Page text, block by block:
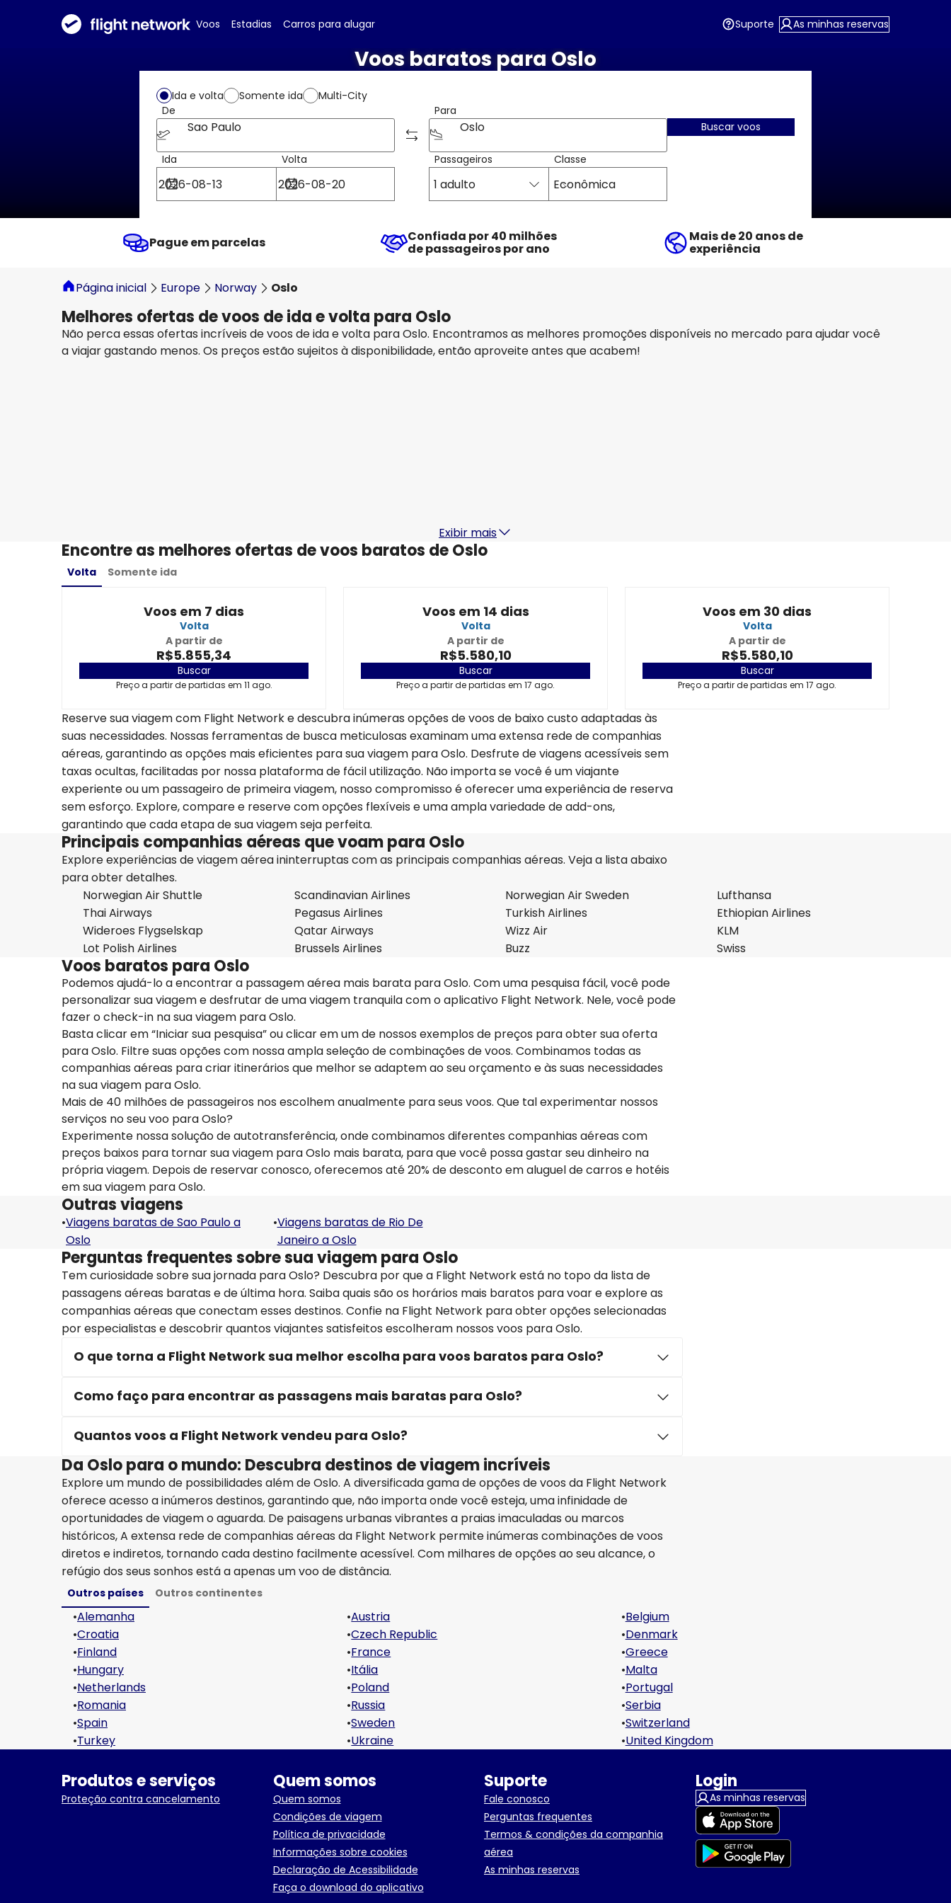
Voos Estadias Carros para alugar Suporte As minhas reservas
Voos baratos para Oslo
Ida e volta Somente ida
Multi-City
De
Sao Paulo
Para
Oslo
Ida Volta Passageiros
1 adulto
Classe
Econômica
Buscar voos
Pague em parcelas Confiada por 40 milhões
de passageiros por ano
Mais de 20 anos de
experiência
Página inicial Europe Norway Oslo
Melhores ofertas de voos de ida e volta para Oslo
Não perca essas ofertas incríveis de voos de ida e volta para Oslo. Encontramos as melhores promoções disponíveis no mercado para ajudar você
a viajar gastando menos. Os preços estão sujeitos à disponibilidade, então aproveite antes que acabem!
Exibir mais
Encontre as melhores ofertas de voos baratos de Oslo
Volta Somente ida
Voos em 7 dias
Volta
A partir de
R$5.855,34
Buscar
Preço a partir de partidas em 11 ago.
Voos em 14 dias
Volta
A partir de
R$5.580,10
Buscar
Preço a partir de partidas em 17 ago.
Voos em 30 dias
Volta
A partir de
R$5.580,10
Buscar
Preço a partir de partidas em 17 ago.
Reserve sua viagem com Flight Network e descubra inúmeras opções de voos de baixo custo adaptadas às
suas necessidades. Nossas ferramentas de busca meticulosas examinam uma extensa rede de companhias
aéreas, garantindo as opções mais eficientes para sua viagem para Oslo. Desfrute de viagens acessíveis sem
taxas ocultas, facilitadas por nossa plataforma de fácil utilização. Não importa se você é um viajante
experiente ou um passageiro de primeira viagem, nosso compromisso é oferecer uma experiência de reserva
sem esforço. Explore, compare e reserve com opções flexíveis e uma ampla variedade de add-ons,
garantindo que cada etapa de sua viagem seja perfeita.
Principais companhias aéreas que voam para Oslo
Explore experiências de viagem aérea ininterruptas com as principais companhias aéreas. Veja a lista abaixo
para obter detalhes.
Norwegian Air Shuttle
Scandinavian Airlines Norwegian Air Sweden
Lufthansa
Thai Airways
Pegasus Airlines Turkish Airlines
Ethiopian Airlines
Wideroes Flygselskap
Qatar Airways Wizz Air
KLM
Lot Polish Airlines
Brussels Airlines Buzz Swiss
Voos baratos para Oslo
Podemos ajudá-lo a encontrar a passagem aérea mais barata para Oslo. Com uma pesquisa fácil, você pode
personalizar sua viagem e desfrutar de uma viagem tranquila com o aplicativo Flight Network. Nele, você pode
fazer o check-in na sua viagem para Oslo.
Basta clicar em “Iniciar sua pesquisa” ou clicar em um de nossos exemplos de preços para obter sua oferta
para Oslo. Filtre suas opções com nossa ampla seleção de combinações de voos. Combinamos todas as
companhias aéreas para criar itinerários que melhor se adaptem ao seu orçamento e às suas necessidades
na sua viagem para Oslo.
Mais de 40 milhões de passageiros nos escolhem anualmente para seus voos. Que tal experimentar nossos
serviços no seu voo para Oslo?
Experimente nossa solução de autotransferência, onde combinamos diferentes companhias aéreas com
preços baixos para tornar sua viagem para Oslo mais barata, para que você possa gastar seu dinheiro na
própria viagem. Depois de reservar conosco, oferecemos até 20% de desconto em aluguel de carros e hotéis
em sua viagem para Oslo.
Outras viagens
•Viagens baratas de Sao Paulo a
Oslo
•Viagens baratas de Rio De
Janeiro a Oslo
Perguntas frequentes sobre sua viagem para Oslo
Tem curiosidade sobre sua jornada para Oslo? Descubra por que a Flight Network está no topo da lista de
passagens aéreas baratas e de última hora. Saiba quais são os horários mais baratos para voar e explore as
companhias aéreas que conectam esses destinos. Confie na Flight Network para obter opções selecionadas
por especialistas e descobrir quantos viajantes satisfeitos escolheram nossos voos para Oslo.
O que torna a Flight Network sua melhor escolha para voos baratos para Oslo?
Como faço para encontrar as passagens mais baratas para Oslo?
Quantos voos a Flight Network vendeu para Oslo?
Da Oslo para o mundo: Descubra destinos de viagem incríveis
Explore um mundo de possibilidades além de Oslo. A diversificada gama de opções de voos da Flight Network
oferece acesso a inúmeros destinos, garantindo que, não importa onde você esteja, uma infinidade de
oportunidades de viagem o aguarda. De paisagens urbanas vibrantes a praias imaculadas ou marcos
históricos, A extensa rede de companhias aéreas da Flight Network permite inúmeras combinações de voos
diretos e indiretos, tornando cada destino facilmente acessível. Com milhares de opções ao seu alcance, o
refúgio dos seus sonhos está a apenas um voo de distância.
Outros países Outros continentes
•Alemanha •Austria •Belgium
•Croatia •Czech Republic •Denmark
•Finland •France •Greece
•Hungary •Itália •Malta
•Netherlands •Poland •Portugal
•Romania •Russia •Serbia
•Spain •Sweden •Switzerland
•Turkey •Ukraine •United Kingdom
Produtos e serviços
Proteção contra cancelamento
Quem somos
Quem somos
Condições de viagem
Política de privacidade
Informações sobre cookies
Declaração de Acessibilidade
Faça o download do aplicativo
Suporte
Fale conosco
Perguntas frequentes
Termos & condições da companhia
aérea
As minhas reservas
Login
As minhas reservas